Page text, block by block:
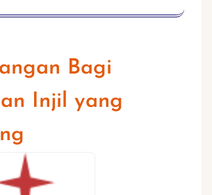
Bagi
Injil yang